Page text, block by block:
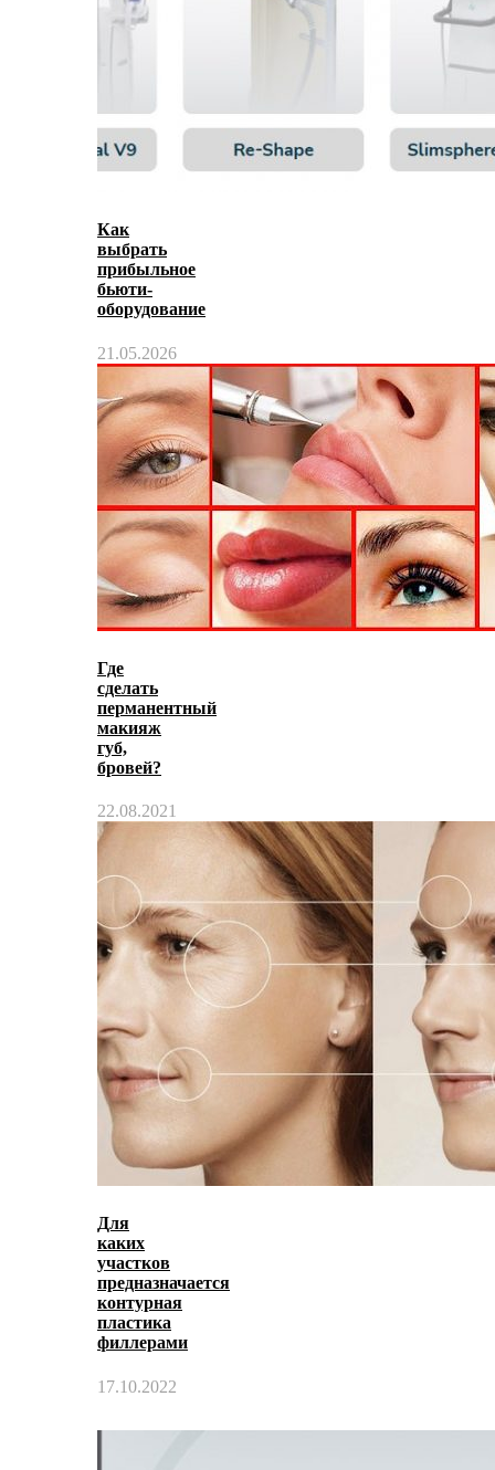
Как
выбрать
прибыльное
бьюти-
оборудование
21.05.2026
Где
сделать
перманентный
макияж
губ,
бровей?
22.08.2021
Для
каких
участков
предназначается
контурная
пластика
филлерами
17.10.2022